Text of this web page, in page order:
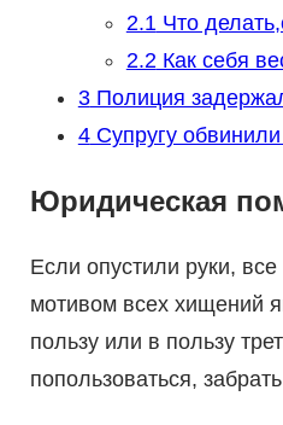
2.1Что
2.2Как себя
3Полиция
4Супругу
Юридическая
Если опустили руки,
мотивом всех хищений
пользу или в пользу
попользоваться,